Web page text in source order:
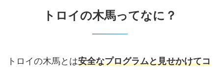
トロイの木馬ってなに？
トロイの木馬とは安全なプログラムと見せかけてコ